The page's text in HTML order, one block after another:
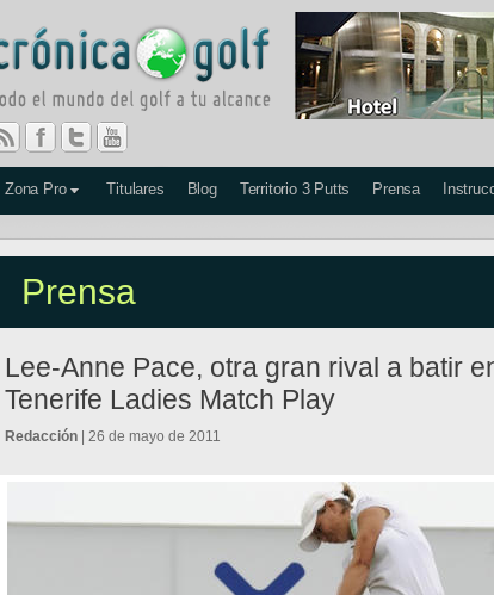
Zona Pro Titulares Blog Territorio 3 Putts Prensa
Prensa
Lee-Anne Pace, otra gran rival a batir
Tenerife Ladies Match Play
Redacción | 26 de mayo de 2011